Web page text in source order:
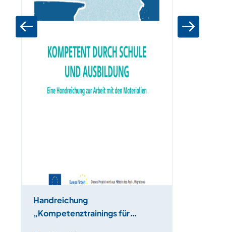
Handreichung
„Kompetenztrainings für